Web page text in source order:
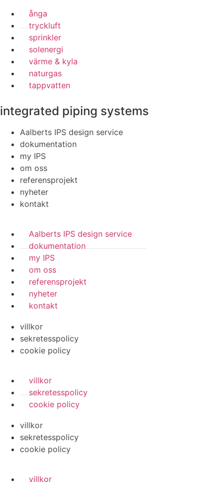
ånga
tryckluft
sprinkler
solenergi
värme & kyla
naturgas
tappvatten
integrated piping systems
Aalberts IPS design service
dokumentation
my IPS
om oss
referensprojekt
nyheter
kontakt
Aalberts IPS design service
dokumentation
my IPS
om oss
referensprojekt
nyheter
kontakt
villkor
sekretesspolicy
cookie policy
villkor
sekretesspolicy
cookie policy
villkor
sekretesspolicy
cookie policy
villkor